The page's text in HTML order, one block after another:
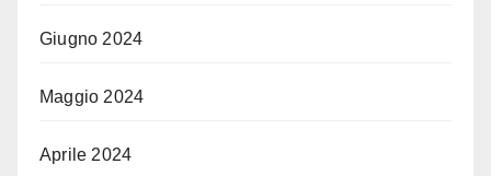
Giugno 2024
Maggio 2024
Aprile 2024